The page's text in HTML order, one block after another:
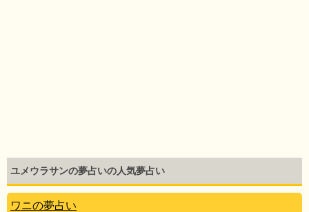
ユメウラサンの夢占いの人気夢占い
ワニの夢占い